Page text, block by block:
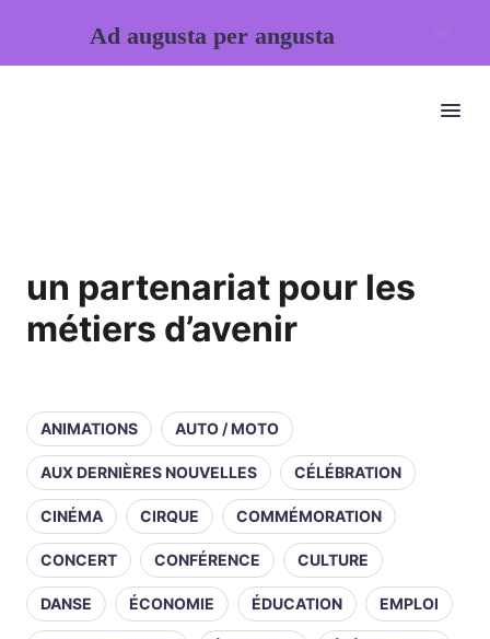
un partenariat pour les
métiers d’avenir
ANIMATIONS AUTO / MOTO
AUX DERNIÈRES NOUVELLES CÉLÉBRATION
CINÉMA CIRQUE COMMÉMORATION
CONCERT CONFÉRENCE CULTURE
DANSE ÉCONOMIE ÉDUCATION EMPLOI
Ad augusta per angusta